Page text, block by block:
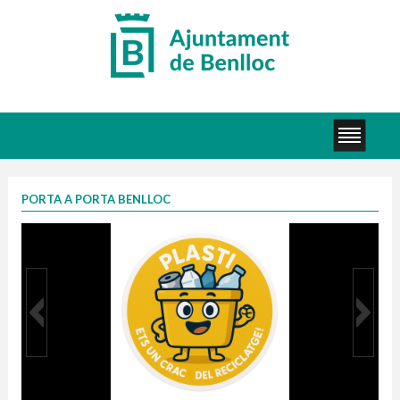
PORTA A PORTA BENLLOC